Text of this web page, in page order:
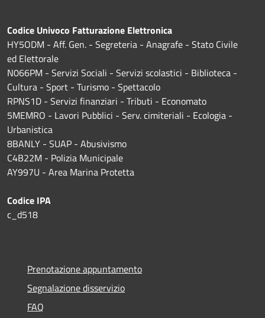
Codice Univoco Fatturazione Elettronica
HY5ODM - Aff. Gen. - Segreteria - Anagrafe - Stato Civile
ed Elettorale
N066PM - Servizi Sociali - Servizi scolastici - Biblioteca -
Cultura - Sport - Turismo - Spettacolo
RPNS1D - Servizi finanziari - Tributi - Economato
5MEMRO - Lavori Pubblici - Serv. cimiteriali - Ecologia -
Urbanistica
8BANLY - SUAP - Abusivismo
C4B22M - Polizia Municipale
AY997U - Area Marina Protetta
Codice IPA
c_d518
Prenotazione appuntamento
Segnalazione disservizio
FAQ